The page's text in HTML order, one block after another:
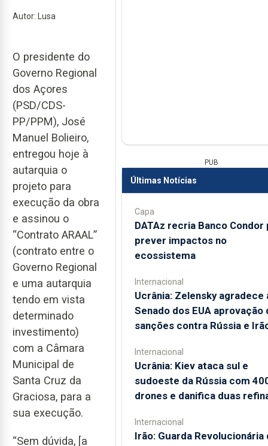
Autor: Lusa
O presidente do
Governo Regional
dos Açores
(PSD/CDS-
PP/PPM), José
Manuel Bolieiro,
entregou hoje à
autarquia o
projeto para
execução da obra
e assinou o
“Contrato ARAAL”
(contrato entre o
Governo Regional
e uma autarquia
tendo em vista
determinado
investimento)
com a Câmara
Municipal de
Santa Cruz da
Graciosa, para a
sua execução.
“Sem dúvida, [a
PUB
Últimas Notícias
Capa
DATAz recria Banco Condor
prever impactos no
ecossistema
Internacional
Ucrânia: Zelensky agradece
Senado dos EUA aprovação
sanções contra Rússia e
Internacional
Ucrânia: Kiev ataca sul e
sudoeste da Rússia com
drones e danifica duas
Internacional
Irão: Guarda Revolucionária